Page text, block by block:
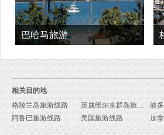
巴哈马旅游
相关目的地
格陵兰岛旅游线路
英属维尔京群岛旅游线路 波
阿鲁巴旅游线路
美国旅游线路 加